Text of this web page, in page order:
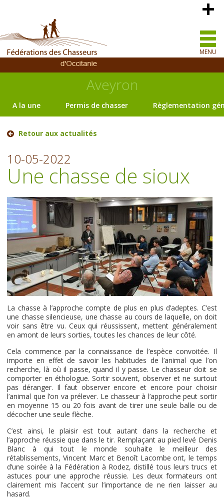
MENU
Aveyron
A la une Permis de chasser Règlementation
Retour aux actualités
10-05-2022
Une chasse de sioux
La chasse à l’approche compte de plus en plus d’adeptes. C’est
une chasse silencieuse, une chasse au cours de laquelle, on doit
voir sans être vu. Ceux qui réussissent, mettent généralement
en amont de leurs sorties, toutes les chances de leur côté.
Cela commence par la connaissance de l’espèce convoitée. Il
importe en effet de savoir les habitudes de l’animal que l’on
recherche, là où il passe, quand il y passe. Le chasseur doit se
comporter en éthologue. Sortir souvent, observer et ne surtout
pas déranger. Il faut observer encore et encore pour choisir
l’animal que l’on va prélever. Le chasseur à l’approche peut sortir
en moyenne 15 ou 20 fois avant de tirer une seule balle ou de
décocher une seule flèche.
C’est ainsi, le plaisir est tout autant dans la recherche et
l’approche réussie que dans le tir. Remplaçant au pied levé Denis
Blanc à qui tout le monde souhaite le meilleur des
rétablissements, Vincent Marc et Benoît Lacombe ont, le temps
d’une soirée à la Fédération à Rodez, distillé tous leurs trucs et
astuces pour une approche réussie. Les deux formateurs ont
clairement mis l’accent sur l’importance de ne rien laisser au
hasard.